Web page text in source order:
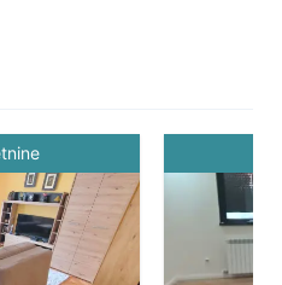
upisana je u Registru